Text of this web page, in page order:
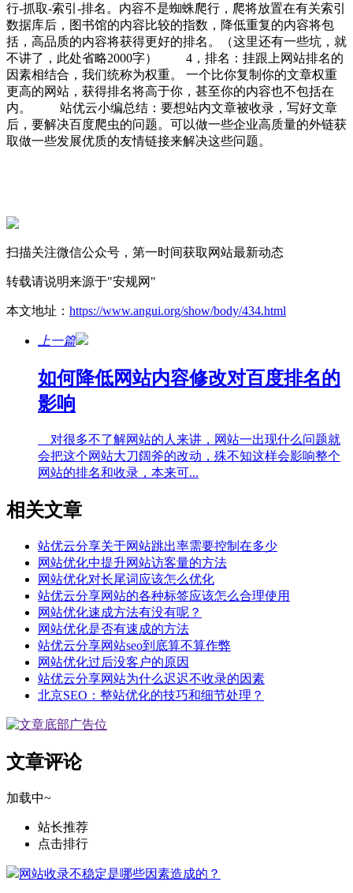
行-抓取-索引-排名。内容不是蜘蛛爬行，爬将放置在有关索引
数据库后，图书馆的内容比较的指数，降低重复的内容将包
括，高品质的内容将获得更好的排名。（这里还有一些坑，就
不讲了，此处省略2000字） 4，排名：挂跟上网站排名的
因素相结合，我们统称为权重。 一个比你复制你的文章权重
更高的网站，获得排名将高于你，甚至你的内容也不包括在
内。 站优云小编总结：要想站内文章被收录，写好文章
后，要解决百度爬虫的问题。可以做一些企业高质量的外链获
取做一些发展优质的友情链接来解决这些问题。
扫描关注微信公众号，第一时间获取网站最新动态
转载请说明来源于"安规网"
本文地址： https://www.angui.org/show/body/434.html
上一篇
如何降低网站内容修改对百度排名的
影响
对很多不了解网站的人来讲，网站一出现什么问题就
会把这个网站大刀阔斧的改动，殊不知这样会影响整个
网站的排名和收录，本来可...
相关文章
站优云分享关于网站跳出率需要控制在多少
网站优化中提升网站访客量的方法
网站优化对长尾词应该怎么优化
站优云分享网站的各种标签应该怎么合理使用
网站优化速成方法有没有呢？
网站优化是否有速成的方法
站优云分享网站seo到底算不算作弊
网站优化过后没客户的原因
站优云分享网站为什么迟迟不收录的因素
北京SEO：整站优化的技巧和细节处理？
文章评论
加载中~
站长推荐
点击排行
网站收录不稳定是哪些因素造成的？